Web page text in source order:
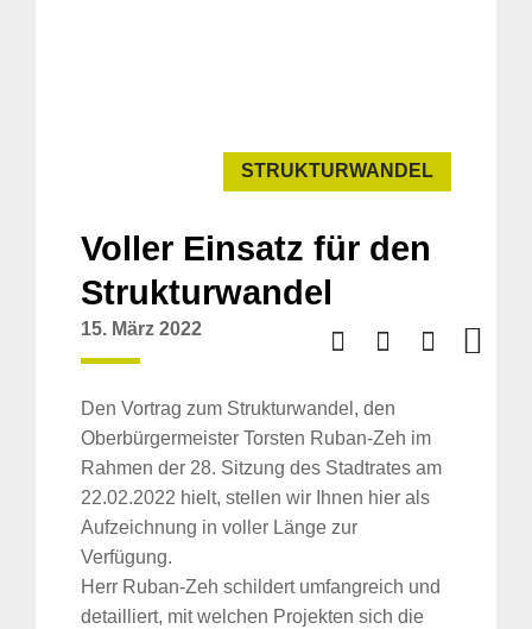
STRUKTURWANDEL
Voller Einsatz für den
Strukturwandel
15. März 2022
Den Vortrag zum Strukturwandel, den
Oberbürgermeister Torsten Ruban-Zeh im
Rahmen der 28. Sitzung des Stadtrates am
22.02.2022 hielt, stellen wir Ihnen hier als
Aufzeichnung in voller Länge zur
Verfügung.
Herr Ruban-Zeh schildert umfangreich und
detailliert, mit welchen Projekten sich die